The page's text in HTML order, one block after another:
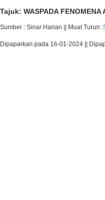
Tajuk: WASPADA
Sumber : Sinar Harian || Muat Turun :
Dipaparkan pada 16-01-2024 ||